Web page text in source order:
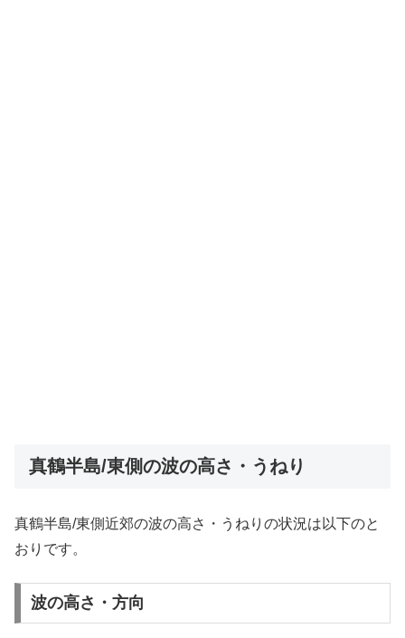
真鶴半島/東側の波の高さ・うねり
真鶴半島/東側近郊の波の高さ・うねりの状況は以下のと
おりです。
波の高さ・方向